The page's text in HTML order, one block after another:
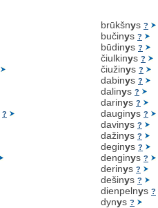
?
brūkšnys ?
bučinys ?
būdinys ?
čiulkinys ?
čiužinys ?
dabinys ?
dalinys ?
darinys ?
dauginys ?
davinys ?
dažinys ?
deginys ?
denginys ?
derinys ?
dešinys ?
dienpelnys ?
dynys ?